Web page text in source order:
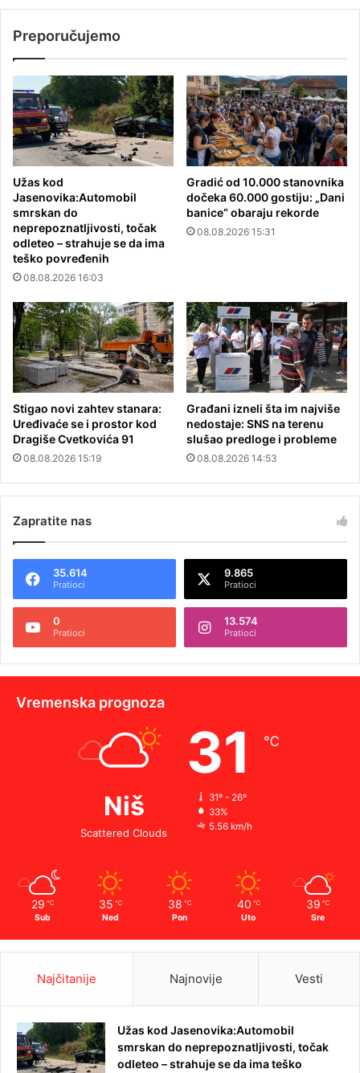
Preporučujemo
Užas kod
Jasenovika:Automobil
smrskan do
neprepoznatljivosti, točak
odleteo – strahuje se da ima
teško povređenih
08.08.2026 16:03
Gradić od 10.000 stanovnika
dočeka 60.000 gostiju: „Dani
banice“ obaraju rekorde
08.08.2026 15:31
Stigao novi zahtev stanara:
Uređivaće se i prostor kod
Dragiše Cvetkovića 91
08.08.2026 15:19
Građani izneli šta im najviše
nedostaje: SNS na terenu
slušao predloge i probleme
08.08.2026 14:53
Zapratite nas
35.614
Pratioci
9.865
Pratioci
0
Pratioci
13.574
Pratioci
Vremenska prognoza
Niš
Scattered Clouds
31 ℃
31º - 26º
33%
5.56 km/h
29 ℃
Sub
35 ℃
Ned
38 ℃
Pon
40 ℃
Uto
39 ℃
Sre
Najčitanije Najnovije Vesti
Užas kod Jasenovika:Automobil
smrskan do neprepoznatljivosti, točak
odleteo – strahuje se da ima teško